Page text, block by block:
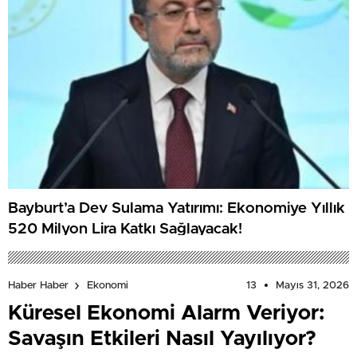
Bayburt’a Dev Sulama Yatırımı: Ekonomiye Yıllık
520 Milyon Lira Katkı Sağlayacak!
Haber Haber Ekonomi 13 Mayıs 31, 2026
Küresel Ekonomi Alarm Veriyor:
Savaşın Etkileri Nasıl Yayılıyor?